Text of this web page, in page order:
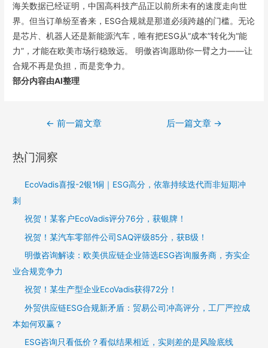
海关数据已经证明，中国高科技产品正以前所未有的速度走向世
界。但当订单纷至沓来，ESG合规就是那道必须跨越的门槛。无论
是芯片、机器人还是新能源汽车，唯有把ESG从“成本”转化为“能
力”，才能在欧美市场行稳致远。 明傲咨询愿助你一臂之力——让
合规不再是负担，而是竞争力。
部分内容由AI整理
← 前一篇文章 后一篇文章 →
热门洞察
EcoVadis喜报-2银1铜｜ESG高分，依靠持续迭代而非短期冲
刺
祝贺！某客户EcoVadis评分76分，获银牌！
祝贺！某汽车零部件公司SAQ评级85分，获B级！
明傲咨询解读：欧美供应链企业筛选ESG咨询服务商，夯实企
业合规竞争力
祝贺！某生产型企业EcoVadis获得72分！
外贸供应链ESG合规新矛盾：贸易公司冲高评分，工厂严控成
本如何双赢？
ESG咨询只看低价？看似结果相近，实则差的是风险底线